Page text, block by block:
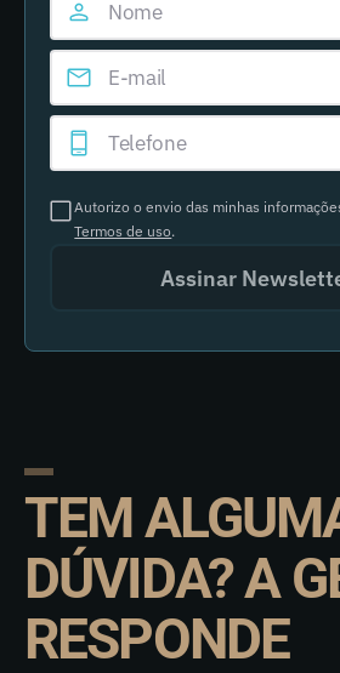
Autorizo o envio das minhas
Termos de uso.
Assinar
TEM
DÚVIDA? A
RESPONDE